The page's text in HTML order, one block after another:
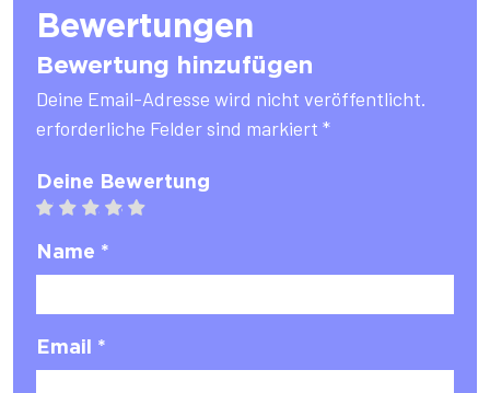
Bewertungen
Bewertung hinzufügen
Deine Email-Adresse wird nicht veröffentlicht.
erforderliche Felder sind markiert *
Deine Bewertung
5 stars
4 stars
3 stars
2 stars
1 star
Name *
Email *